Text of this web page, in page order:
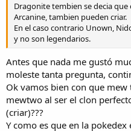
Dragonite tembien se decia
Arcanine, tambien pueden criar.
En el caso contrario Unown,
y no son legendarios.
Antes que nada me gustó
moleste tanta pregunta,
Ok vamos bien con que
mewtwo al ser el clon
(criar)???
Y como es que en la